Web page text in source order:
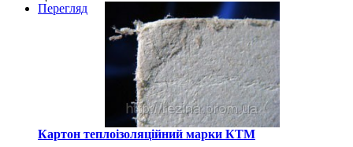
Перегляд
Картон теплоізоляційний марки КТМ